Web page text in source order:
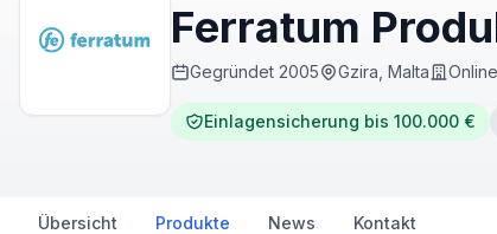
Ferratum
Gegründet 2005 Gzira, Malta
Einlagensicherung bis 100.000 €
Übersicht Produkte News Kontakt